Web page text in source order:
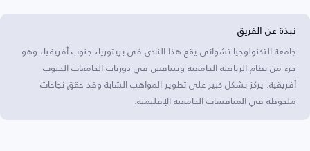
نبذة عن الفريق
جامعة التكنولوجيا تشواني يقع هذا النادي في بريتوريا، جنوب أفريقيا، وهو
جزء من نظام الرياضة الجامعية ويتنافس في دوريات الجامعات الجنوب
أفريقية. يركز بشكل كبير على تطوير المواهب الشابة وقد حقق نجاحات
ملحوظة في المنافسات الجامعية الإقليمية.